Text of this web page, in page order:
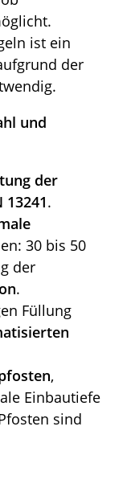
ist ein
der
und
der
.
30 bis 50
der
.
Füllung
,
Einbautiefe
sind